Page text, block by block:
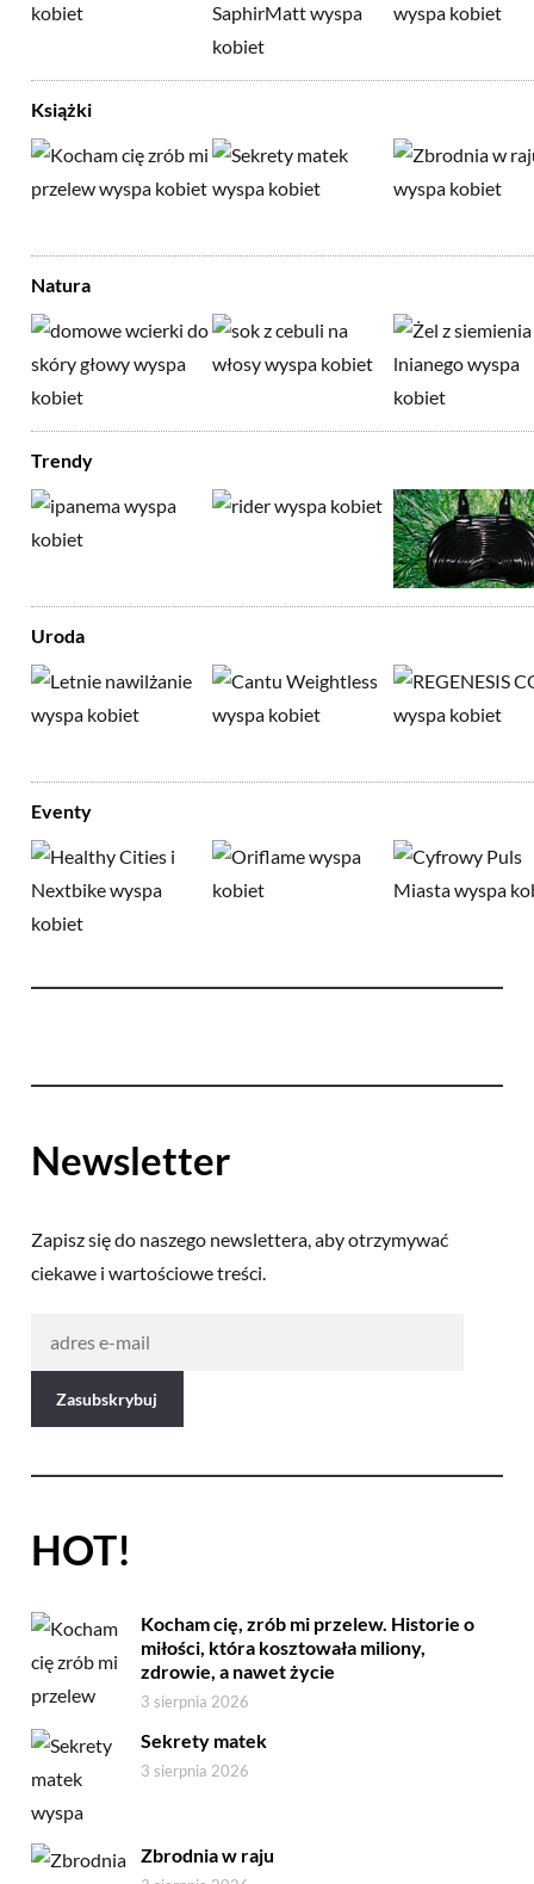
Książki
Natura
Trendy
Uroda
Eventy
Newsletter
Zapisz się do naszego newslettera, aby otrzymywać
ciekawe i wartościowe treści.
HOT!
Kocham cię, zrób mi przelew. Historie o
miłości, która kosztowała miliony,
zdrowie, a nawet życie
3 sierpnia 2026
Sekrety matek
3 sierpnia 2026
Zbrodnia w raju